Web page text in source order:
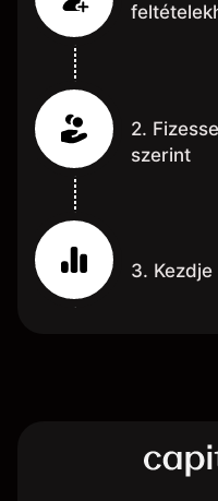
2.
szerint
3.